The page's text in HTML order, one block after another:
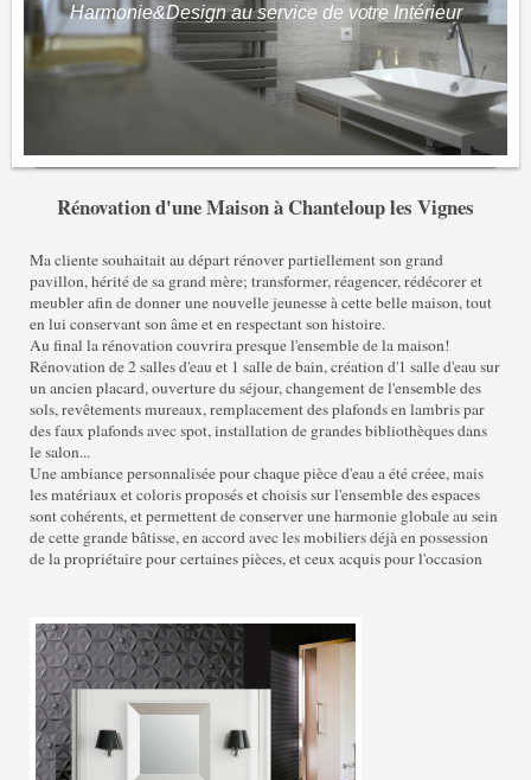
Harmonie&Design au service de votre Intérieur
Rénovation d'une Maison à Chanteloup les Vignes
Ma cliente souhaitait au départ rénover partiellement son grand
pavillon, hérité de sa grand mère; transformer, réagencer, rédécorer et
meubler afin de donner une nouvelle jeunesse à cette belle maison, tout
en lui conservant son âme et en respectant son histoire.
Au final la rénovation couvrira presque l'ensemble de la maison!
Rénovation de 2 salles d'eau et 1 salle de bain, création d'1 salle d'eau sur
un ancien placard, ouverture du séjour, changement de l'ensemble des
sols, revêtements mureaux, remplacement des plafonds en lambris par
des faux plafonds avec spot, installation de grandes bibliothèques dans
le salon...
Une ambiance personnalisée pour chaque pièce d'eau a été créee, mais
les matériaux et coloris proposés et choisis sur l'ensemble des espaces
sont cohérents, et permettent de conserver une harmonie globale au sein
de cette grande bâtisse, en accord avec les mobiliers déjà en possession
de la propriétaire pour certaines pièces, et ceux acquis pour l'occasion